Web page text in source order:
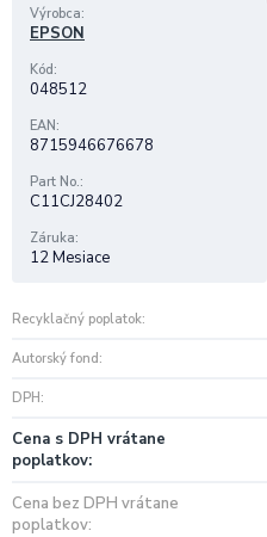
Recyklačný poplatok
Autorský fond
DPH
Cena s DPH vrátane
poplatkov
Cena bez DPH vrátane
poplatkov
Výrobca
EPSON
Kód
048512
EAN
8715946676678
Part No.
C11CJ28402
Záruka
12 Mesiace